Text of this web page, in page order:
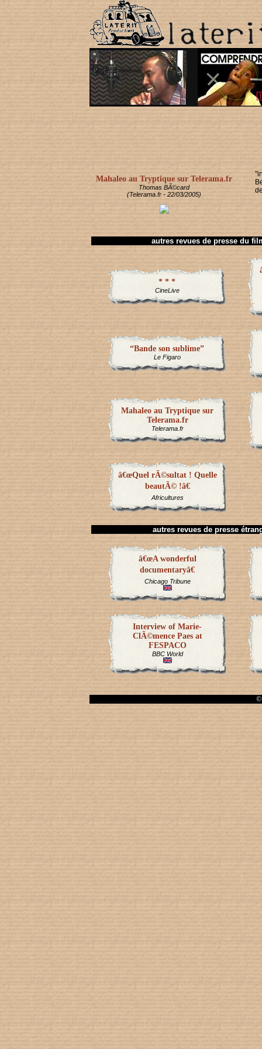
Mahaleo au Tryptique sur Telerama.fr
Thomas BÃ©card
(Telerama.fr - 22/03/2005)
autres revues de presse du
* * *
CineLive
“Bande son sublime”
Le Figaro
Mahaleo au Tryptique sur
Telerama.fr
Telerama.fr
â€œQuel rÃ©sultat ! Quelle
beautÃ© !â€
Africultures
autres revues de presse
â€œA wonderful
documentaryâ€
Chicago Tribune
Interview of Marie-
ClÃ©mence Paes at
FESPACO
BBC World
©